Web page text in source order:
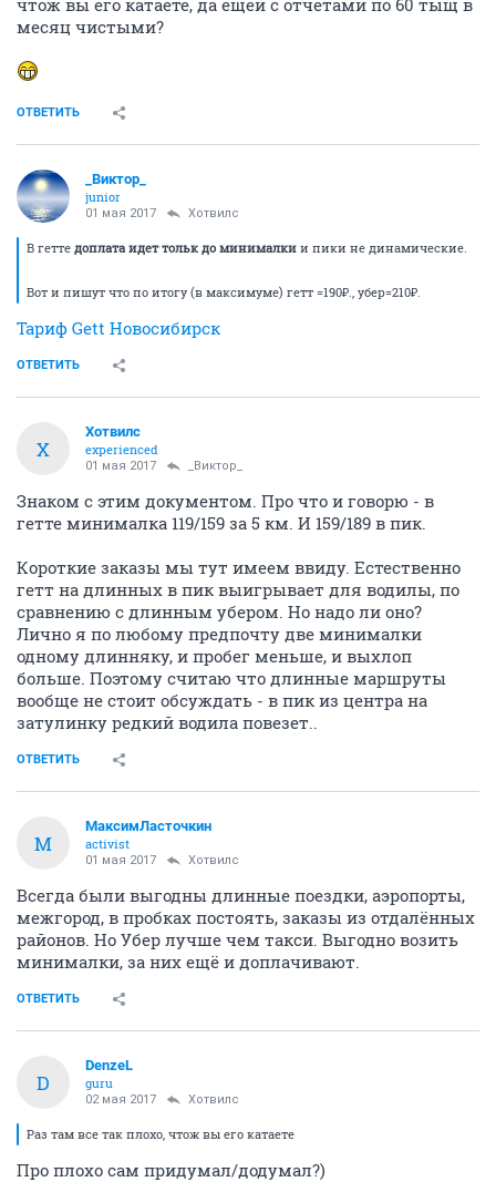
чтож вы его катаете, да ещеи с отчетами по 60 тыщ в
месяц чистыми?
ОТВЕТИТЬ
_Виктор_
juniоr
01 мая 2017 Хотвилс
В гетте доплата идет тольк до минималки и пики не динамические.
Вот и пишут что по итогу (в максимуме) гетт =190₽., убер=210₽.
Тариф Gett Новосибирск
ОТВЕТИТЬ
Х
Хотвилс
experienced
01 мая 2017 _Виктор_
Знаком с этим документом. Про что и говорю - в
гетте минималка 119/159 за 5 км. И 159/189 в пик.
Короткие заказы мы тут имеем ввиду. Естественно
гетт на длинных в пик выигрывает для водилы, по
сравнению с длинным убером. Но надо ли оно?
Лично я по любому предпочту две минималки
одному длинняку, и пробег меньше, и выхлоп
больше. Поэтому считаю что длинные маршруты
вообще не стоит обсуждать - в пик из центра на
затулинку редкий водила повезет..
ОТВЕТИТЬ
М
МаксимЛасточкин
activist
01 мая 2017 Хотвилс
Всегда были выгодны длинные поездки, аэропорты,
межгород, в пробках постоять, заказы из отдалённых
районов. Но Убер лучше чем такси. Выгодно возить
минималки, за них ещё и доплачивают.
ОТВЕТИТЬ
D
DenzeL
guru
02 мая 2017 Хотвилс
Раз там все так плохо, чтож вы его катаете
Про плохо сам придумал/додумал?)